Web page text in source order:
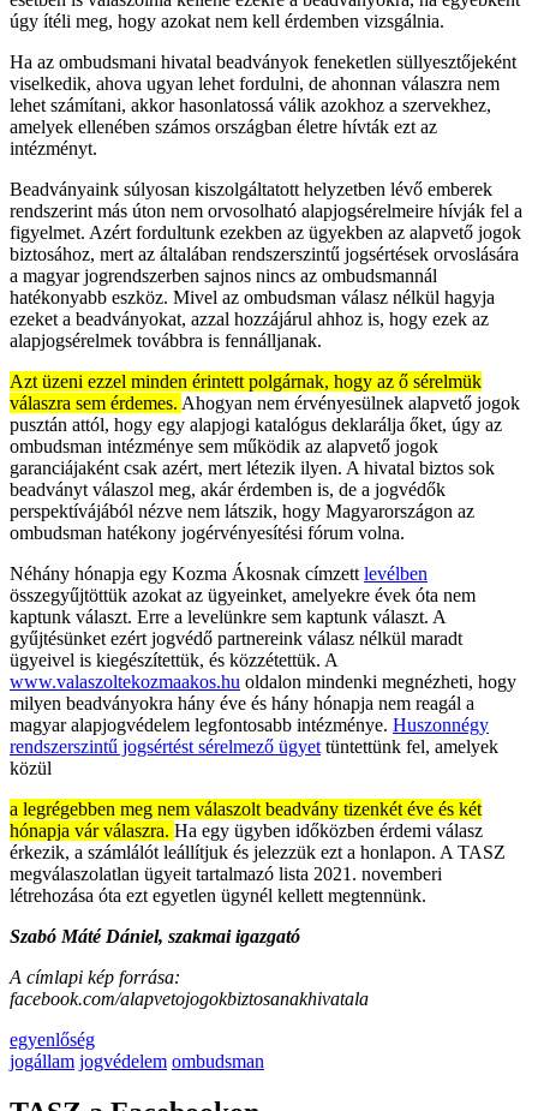
úgy ítéli meg, hogy azokat nem kell érdemben vizsgálnia.
Ha az ombudsmani hivatal beadványok feneketlen süllyesztőjeként
viselkedik, ahova ugyan lehet fordulni, de ahonnan válaszra nem
lehet számítani, akkor hasonlatossá válik azokhoz a szervekhez,
amelyek ellenében számos országban életre hívták ezt az
intézményt.
Beadványaink súlyosan kiszolgáltatott helyzetben lévő emberek
rendszerint más úton nem orvosolható alapjogsérelmeire hívják fel a
figyelmet. Azért fordultunk ezekben az ügyekben az alapvető jogok
biztosához, mert az általában rendszerszintű jogsértések orvoslására
a magyar jogrendszerben sajnos nincs az ombudsmannál
hatékonyabb eszköz. Mivel az ombudsman válasz nélkül hagyja
ezeket a beadványokat, azzal hozzájárul ahhoz is, hogy ezek az
alapjogsérelmek továbbra is fennálljanak.
Azt üzeni ezzel minden érintett polgárnak, hogy az ő sérelmük
válaszra sem érdemes. Ahogyan nem érvényesülnek alapvető jogok
pusztán attól, hogy egy alapjogi katalógus deklarálja őket, úgy az
ombudsman intézménye sem működik az alapvető jogok
garanciájaként csak azért, mert létezik ilyen. A hivatal biztos sok
beadványt válaszol meg, akár érdemben is, de a jogvédők
perspektívájából nézve nem látszik, hogy Magyarországon az
ombudsman hatékony jogérvényesítési fórum volna.
Néhány hónapja egy Kozma Ákosnak címzett levélben
összegyűjtöttük azokat az ügyeinket, amelyekre évek óta nem
kaptunk választ. Erre a levelünkre sem kaptunk választ. A
gyűjtésünket ezért jogvédő partnereink válasz nélkül maradt
ügyeivel is kiegészítettük, és közzétettük. A
www.valaszoltekozmaakos.hu oldalon mindenki megnézheti, hogy
milyen beadványokra hány éve és hány hónapja nem reagál a
magyar alapjogvédelem legfontosabb intézménye. Huszonnégy
rendszerszintű jogsértést sérelmező ügyet tüntettünk fel, amelyek
közül
a legrégebben meg nem válaszolt beadvány tizenkét éve és két
hónapja vár válaszra. Ha egy ügyben időközben érdemi válasz
érkezik, a számlálót leállítjuk és jelezzük ezt a honlapon. A TASZ
megválaszolatlan ügyeit tartalmazó lista 2021. novemberi
létrehozása óta ezt egyetlen ügynél kellett megtennünk.
Szabó Máté Dániel, szakmai igazgató
A címlapi kép forrása:
facebook.com/alapvetojogokbiztosanakhivatala
egyenlőség
jogállam jogvédelem ombudsman